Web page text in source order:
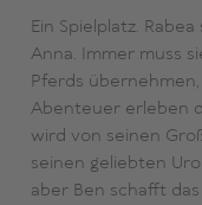
Ein Spielplatz.
Anna. Immer muss
Pferds
Abenteuer erleben
wird von seinen
seinen geliebten
aber Ben schafft